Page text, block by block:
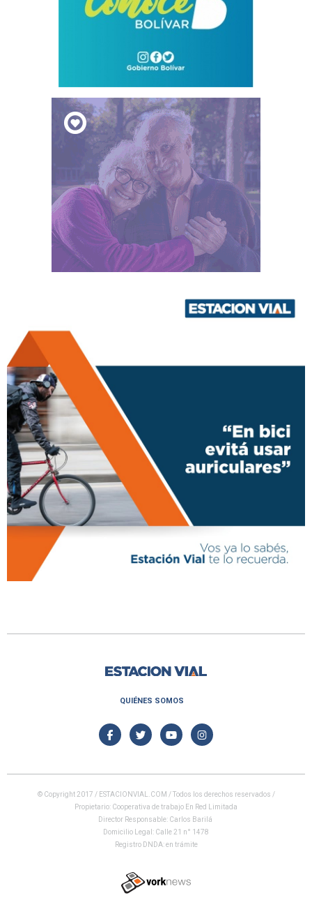
QUIÉNES SOMOS
© Copyright 2017 / ESTACIONVIAL.COM / Todos los derechos reservados /
Propietario: Cooperativa de trabajo En Red Limitada
Director Responsable: Carlos Barilá
Domicilio Legal: Calle 21 n° 1478
Registro DNDA: en trámite